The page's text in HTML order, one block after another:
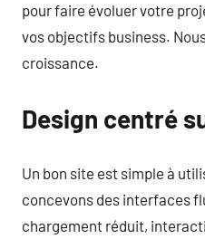
pour faire évoluer votre
vos objectifs business.
croissance.
Design centré
Un bon site est simple à
concevons des interfaces
chargement réduit,